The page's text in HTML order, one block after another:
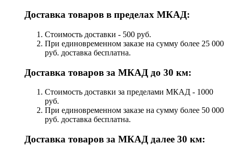
Доставка товаров в пределах МКАД:
Стоимость доставки - 500 руб.
При единовременном заказе на сумму более 25 000
руб. доставка бесплатна.
Доставка товаров за МКАД до 30 км:
Стоимость доставки за пределами МКАД - 1000
руб.
При единовременном заказе на сумму более 50 000
руб. доставка бесплатна.
Доставка товаров за МКАД далее 30 км: